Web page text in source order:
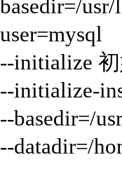
basedir=/
user=mysql
--initialize
--initialize-
--basedir=/
--datadir=/